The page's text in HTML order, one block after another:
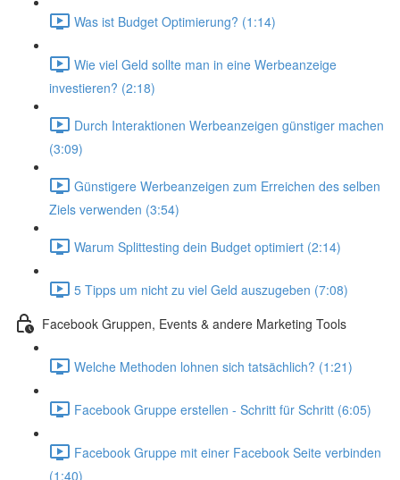
Was ist Budget Optimierung? (1:14)
Wie viel Geld sollte man in eine Werbeanzeige
investieren? (2:18)
Durch Interaktionen Werbeanzeigen günstiger machen
(3:09)
Günstigere Werbeanzeigen zum Erreichen des selben
Ziels verwenden (3:54)
Warum Splittesting dein Budget optimiert (2:14)
5 Tipps um nicht zu viel Geld auszugeben (7:08)
Facebook Gruppen, Events & andere Marketing Tools
Welche Methoden lohnen sich tatsächlich? (1:21)
Facebook Gruppe erstellen - Schritt für Schritt (6:05)
Facebook Gruppe mit einer Facebook Seite verbinden
(1:40)